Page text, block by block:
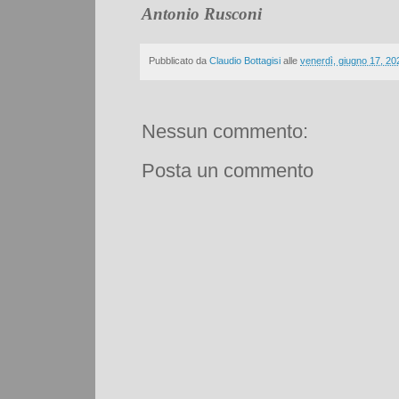
Antonio Rusconi
Pubblicato da Claudio Bottagisi alle venerdì, giugno 17,
Nessun commento:
Posta un commento